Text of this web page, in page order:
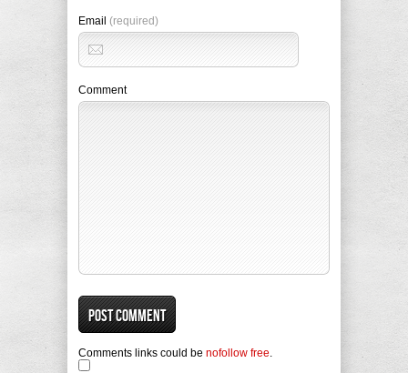
Email (required)
Comment
Comments links could be nofollow free.